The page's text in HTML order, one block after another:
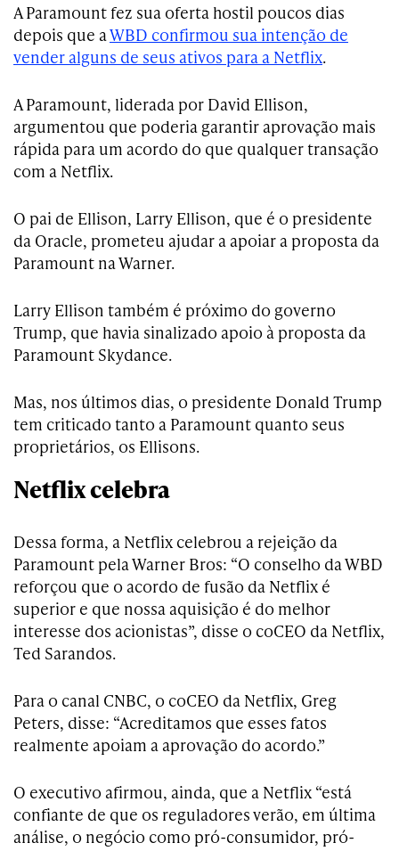
A Paramount fez sua oferta hostil poucos dias
depois que aWBD confirmou sua intenção de
vender alguns de seus ativos para a Netflix.
A Paramount, liderada por David Ellison,
argumentou que poderia garantir aprovação mais
rápida para um acordo do que qualquer transação
com a Netflix.
O pai de Ellison, Larry Ellison, que é o presidente
da Oracle, prometeu ajudar a apoiar a proposta da
Paramount na Warner.
Larry Ellison também é próximo do governo
Trump, que havia sinalizado apoio à proposta da
Paramount Skydance.
Mas, nos últimos dias, o presidente Donald Trump
tem criticado tanto a Paramount quanto seus
proprietários, os Ellisons.
Netflix celebra
Dessa forma, a Netflix celebrou a rejeição da
Paramount pela Warner Bros: “O conselho da WBD
reforçou que o acordo de fusão da Netflix é
superior e que nossa aquisição é do melhor
interesse dos acionistas”, disse o coCEO da Netflix,
Ted Sarandos.
Para o canal CNBC, o coCEO da Netflix, Greg
Peters, disse: “Acreditamos que esses fatos
realmente apoiam a aprovação do acordo.”
O executivo afirmou, ainda, que a Netflix “está
confiante de que os reguladores verão, em última
análise, o negócio como pró-consumidor, pró-